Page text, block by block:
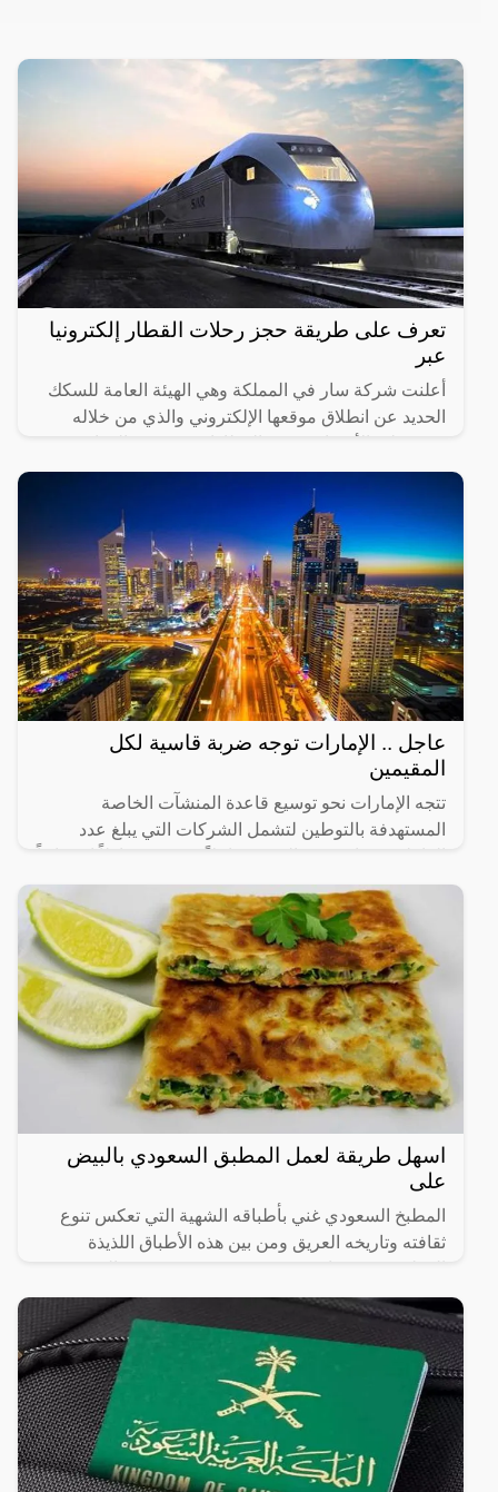
تعرف على طريقة حجز رحلات القطار إلكترونيا
عبر
أعلنت شركة سار في المملكة وهي الهيئة العامة للسكك
الحديد عن انطلاق موقعها الإلكتروني والذي من خلاله
المختلفة لها،
عاجل .. الإمارات توجه ضربة قاسية لكل
المقيمين
تتجه الإمارات نحو توسيع قاعدة المنشآت الخاصة
المستهدفة بالتوطين لتشمل الشركات التي يبلغ عدد
رئيساً تم
اسهل طريقة لعمل المطبق السعودي بالبيض
على
المطبخ السعودي غني بأطباقه الشهية التي تعكس تنوع
ثقافته وتاريخه العريق ومن بين هذه الأطباق اللذيذة
واللحم المفروم